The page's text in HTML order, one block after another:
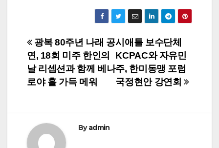
Post
navigation
시애틀 보수단체
KCPAC와 자유민
주, 한미동맹 포럼
국정현안 강연회
광복 80주년 나래 공
연, 18회 미주 한인의
날 리셉션과 함께 베나
로야 홀 가득 메워
Byadmin